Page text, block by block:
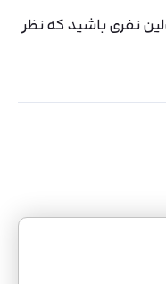
نفری باشید که نظر